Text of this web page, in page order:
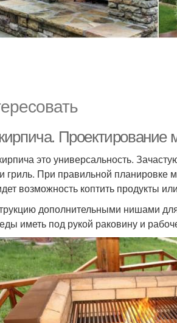
Проектирование
это универсальность.
При правильной планировке
возможность коптить продукты
дополнительными нишами
иметь под рукой раковину и